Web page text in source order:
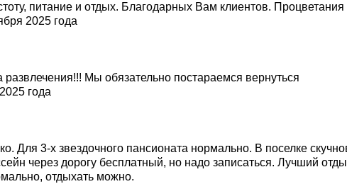
питание и отдых. Благодарных Вам клиентов. Процветания
2025 года
Мы обязательно постараемся вернуться
года
Для 3-х звездочного пансионата нормально. В поселке
через дорогу бесплатный, но надо записаться. Лучший
отдыхать можно.